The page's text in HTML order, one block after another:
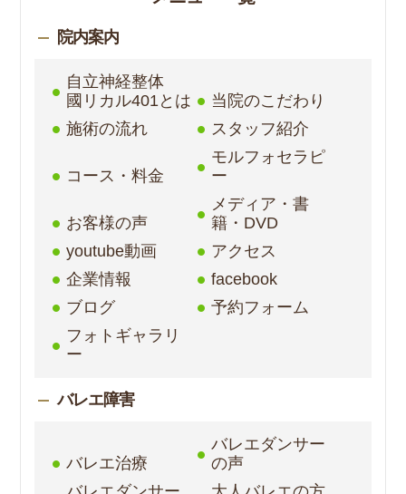
院内案内
自立神経整体
國リカル401とは
当院のこだわり
施術の流れ
スタッフ紹介
コース・料金
モルフォセラピ
ー
お客様の声
メディア・書
籍・DVD
youtube動画
アクセス
企業情報
facebook
ブログ
予約フォーム
フォトギャラリ
ー
バレエ障害
バレエ治療
バレエダンサー
の声